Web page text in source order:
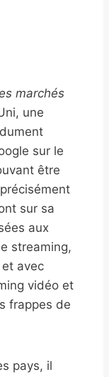
marchés
une
sur le
être
sur sa
aux
streaming,
avec
vidéo et
frappes de
pays, il